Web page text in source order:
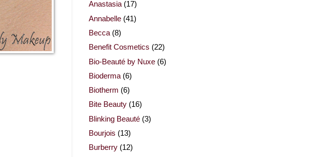
Anastasia (17)
Annabelle (41)
Becca (8)
Benefit Cosmetics (22)
Bio-Beauté by Nuxe (6)
Bioderma (6)
Biotherm (6)
Bite Beauty (16)
Blinking Beauté (3)
Bourjois (13)
Burberry (12)